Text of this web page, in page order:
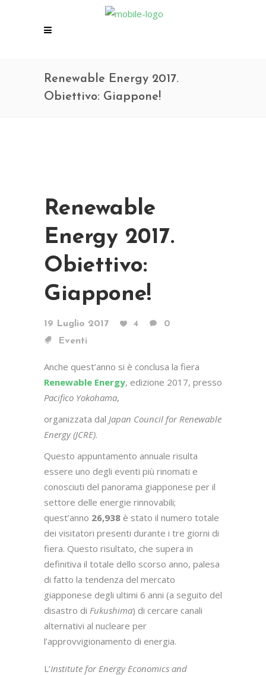
Renewable Energy 2017.
Obiettivo: Giappone!
Renewable
Energy 2017.
Obiettivo:
Giappone!
19 Luglio 2017 4
0
Eventi
Anche quest’anno si è conclusa la fiera
Renewable Energy, edizione 2017, presso
Pacifico Yokohama,
organizzata dal Japan Council for Renewable
Energy (JCRE).
Questo appuntamento annuale risulta
essere uno degli eventi più rinomati e
conosciuti del panorama giapponese per il
settore delle energie rinnovabili;
quest’anno 26,938 è stato il numero totale
dei visitatori presenti durante i tre giorni di
fiera. Questo risultato, che supera in
definitiva il totale dello scorso anno, palesa
di fatto la tendenza del mercato
giapponese degli ultimi 6 anni (a seguito del
disastro di Fukushima) di cercare canali
alternativi al nucleare per
l’approvvigionamento di energia.
L’Institute for Energy Economics and